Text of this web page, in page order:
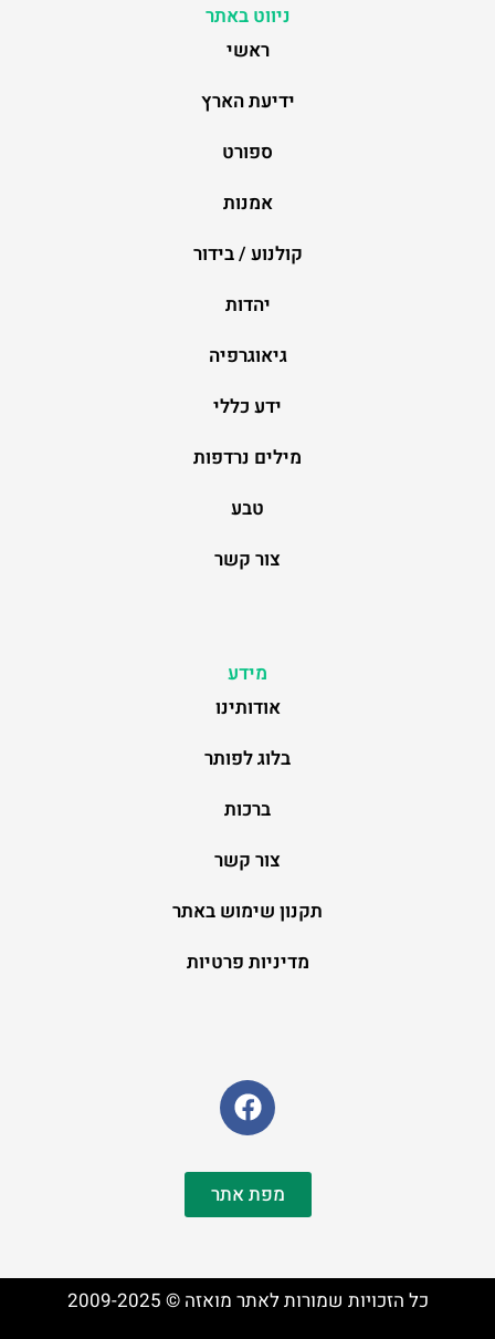
ניווט באתר
ראשי
ידיעת הארץ
ספורט
אמנות
קולנוע / בידור
יהדות
גיאוגרפיה
ידע כללי
מילים נרדפות
טבע
צור קשר
מידע
אודותינו
בלוג לפותר
ברכות
צור קשר
תקנון שימוש באתר
מדיניות פרטיות
מפת אתר
כל הזכויות שמורות לאתר מואזה © 2009-2025